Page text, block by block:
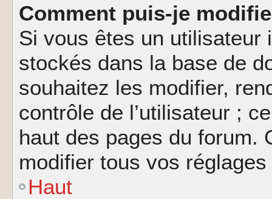
Comment puis-je
Si vous êtes un
stockés dans la base de
souhaitez les modifier,
contrôle de l’utilisateur ;
haut des pages du forum.
modifier tous vos
Haut